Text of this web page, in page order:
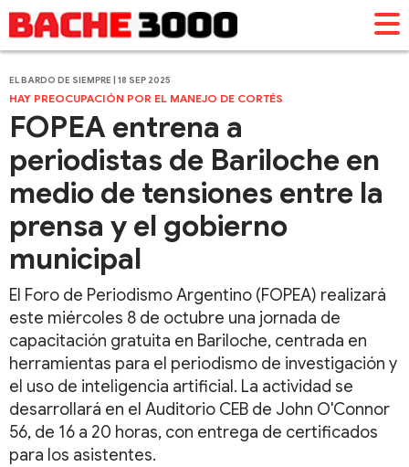
EL BARDO DE SIEMPRE | 18 SEP 2025
HAY PREOCUPACIÓN POR EL MANEJO DE CORTÉS
FOPEA entrena a
periodistas de Bariloche en
medio de tensiones entre la
prensa y el gobierno
municipal
El Foro de Periodismo Argentino (FOPEA) realizará
este miércoles 8 de octubre una jornada de
capacitación gratuita en Bariloche, centrada en
herramientas para el periodismo de investigación y
el uso de inteligencia artificial. La actividad se
desarrollará en el Auditorio CEB de John O'Connor
56, de 16 a 20 horas, con entrega de certificados
para los asistentes.